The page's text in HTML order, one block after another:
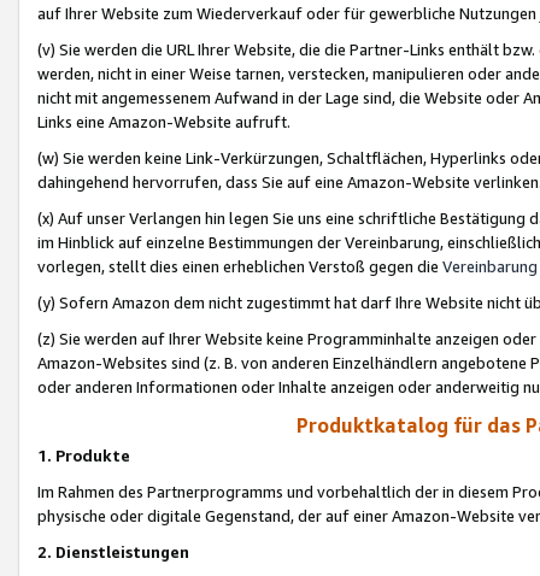
auf Ihrer Website zum Wiederverkauf oder für gewerbliche
(v) Sie werden die URL Ihrer Website, die die Partner-Links enthält
werden, nicht in einer Weise tarnen, verstecken, manipulieren oder
nicht mit angemessenem Aufwand in der Lage sind, die Website oder
Links eine Amazon-Website aufruft.
(w) Sie werden keine Link-Verkürzungen, Schaltflächen, Hyperlinks
dahingehend hervorrufen, dass Sie auf eine Amazon-Website
(x) Auf unser Verlangen hin legen Sie uns eine schriftliche
im Hinblick auf einzelne Bestimmungen der Vereinbarung,
vorlegen, stellt dies einen erheblichen Verstoß gegen die Vereinbarung
(y) Sofern Amazon dem nicht zugestimmt hat darf Ihre Website nicht
(z) Sie werden auf Ihrer Website keine Programminhalte anzeigen
Amazon-Websites sind (z. B. von anderen Einzelhändlern
oder anderen Informationen oder Inhalte anzeigen oder anderweitig
Produktkatalog für das
1. Produkte
Im Rahmen des Partnerprogramms und vorbehaltlich der in diesem
physische oder digitale Gegenstand, der auf einer Amazon-Website
2. Dienstleistungen